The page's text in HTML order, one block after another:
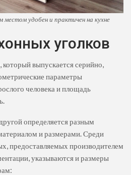
местом удобен и практичен на кухне
уголков
который выпускается серийно,
параметры
человека и площадь
определяется разным
и размерами. Среди
предоставляемых производителем
указываются и размеры